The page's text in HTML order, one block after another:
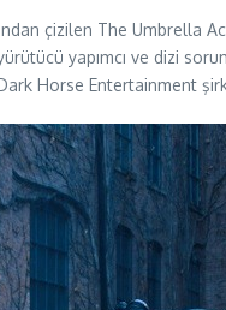
çizilen The Umbrella
yapımcı ve dizi
Horse Entertainment